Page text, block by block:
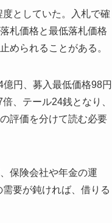
としていた。入札で確
札価格と最低落札価格
められることがある。
円、募入最低価格98円
、テール24銭となり、
評価を分けて読む必要
保険会社や年金の運
要が鈍ければ、借りる